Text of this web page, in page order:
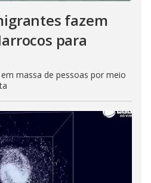
fazem
para
massa de pessoas por meio